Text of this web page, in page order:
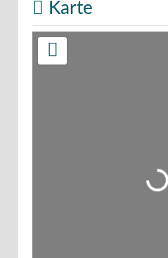
Karte
Wird geladen …